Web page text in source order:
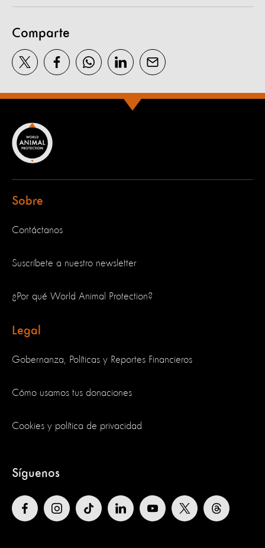
Comparte
Sobre
Contáctanos
Suscríbete a nuestro newsletter
¿Por qué World Animal Protection?
Legal
Gobernanza, Políticas y Reportes Financieros
Cómo usamos tus donaciones
Cookies y política de privacidad
Síguenos